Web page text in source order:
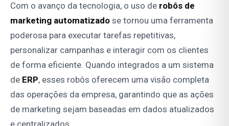
Com o avanço da tecnologia, o uso de robôs de
marketing automatizado se tornou uma ferramenta
poderosa para executar tarefas repetitivas,
personalizar campanhas e interagir com os clientes
de forma eficiente. Quando integrados a um sistema
de ERP, esses robôs oferecem uma visão completa
das operações da empresa, garantindo que as ações
de marketing sejam baseadas em dados atualizados